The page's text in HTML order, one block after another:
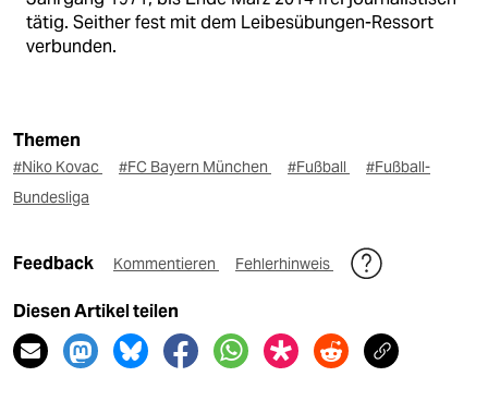
tätig. Seither fest mit dem Leibesübungen-Ressort
verbunden.
Themen
#Niko Kovac #FC Bayern München #Fußball
#Fußball-
Bundesliga
Feedback Kommentieren Fehlerhinweis
Diesen Artikel teilen